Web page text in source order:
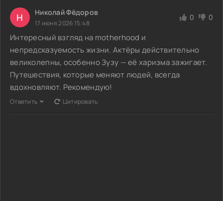
Н Николай Фёдоров
17 июня 2026 15:48
0 0
Интересный взгляд на motherhood и
непредсказуемость жизни. Актёры действительно
великолепны, особенно Зузу — её харизма зажигает.
Путешествия, которые меняют людей, всегда
вдохновляют. Рекомендую!
Ответить Цитировать